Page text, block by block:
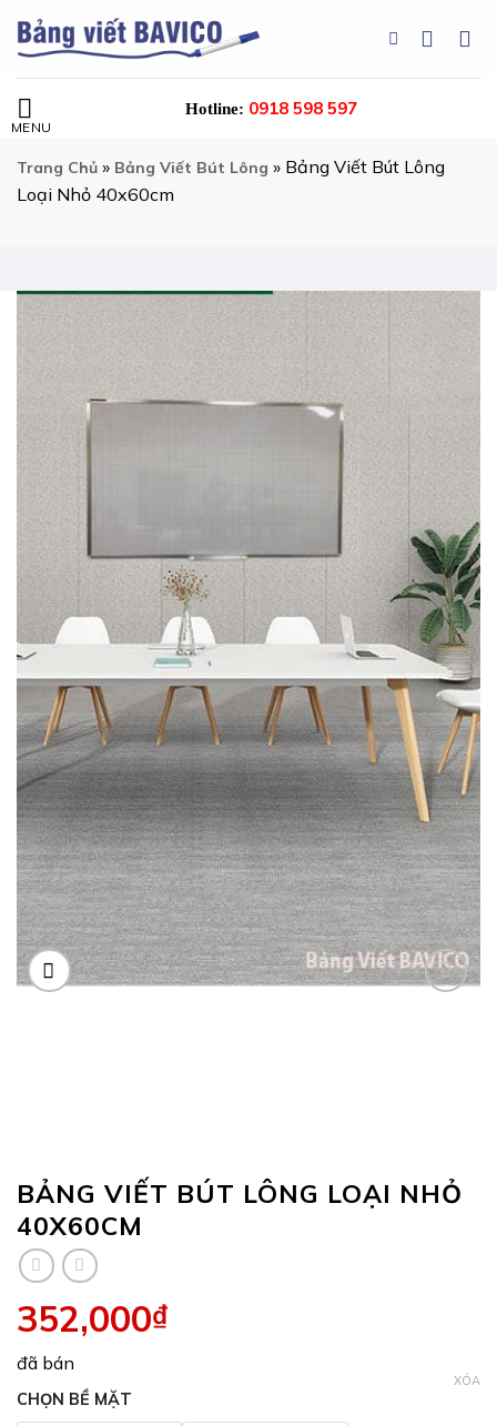
đến
dung
Hotline: 0918 598 597
Trang Chủ » Bảng Viết Bút Lông » Bảng Viết Bút Lông
Loại Nhỏ 40x60cm
BẢNG VIẾT BÚT LÔNG LOẠI NHỎ
40X60CM
352,000₫
đã bán
CHỌN BỀ MẶT
XÓA